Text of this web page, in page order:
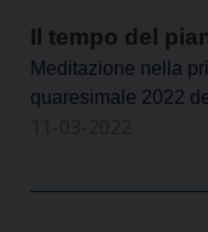
Il tempo del
Meditazione nella
quaresimale 2022